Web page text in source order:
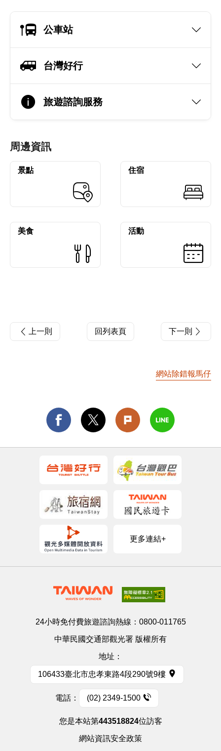
公車站
台灣好行
旅遊諮詢服務
周邊資訊
景點 住宿
美食 活動
上一則 回列表頁 下一則
網站除錯報馬仔
更多連結+
24小時免付費旅遊諮詢熱線： 0800-011765
中華民國交通部觀光署 版權所有
地址：
106433臺北市忠孝東路4段290號9樓
電話： (02) 2349-1500
您是本站第443518824位訪客
網站資訊安全政策